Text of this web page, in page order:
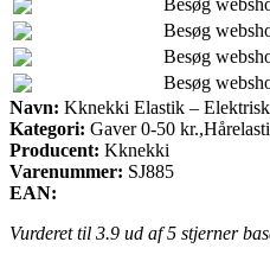
Besøg
Besøg
Besøg
Navn: Kknekki Elastik –
Kategori: Gaver 0-50
Producent: Kknekki
Varenummer: SJ885
EAN:
Vurderet til 3.9 ud af 5 stjerner